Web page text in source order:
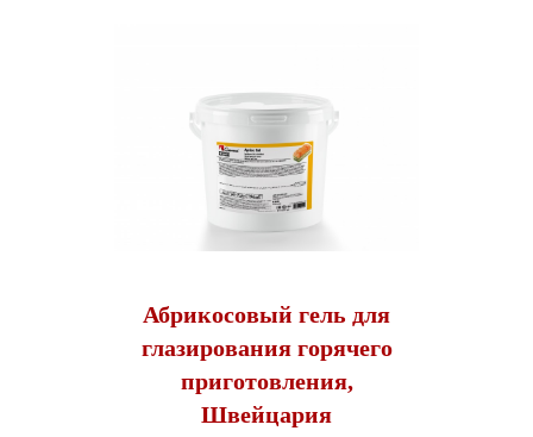
Абрикосовый гель для
глазирования горячего
приготовления,
Швейцария